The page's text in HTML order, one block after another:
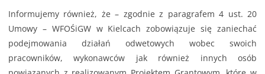
Informujemy również, że – zgodnie z paragrafem 4 ust. 20
Umowy – WFOŚiGW w Kielcach zobowiązuje się zaniechać
podejmowania działań odwetowych wobec swoich
pracowników, wykonawców jak również innych osób